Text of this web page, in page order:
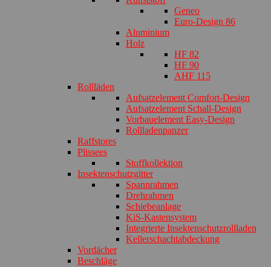
Geneo
Euro-Design 86
Aluminium
Holz
HF 82
HF 90
AHF 115
Rollläden
Aufsatzelement Comfort-Design
Aufsatzelement Schall-Design
Vorbauelement Easy-Design
Rollladenpanzer
Raffstores
Plissees
Stoffkollektion
Insektenschutzgitter
Spannrahmen
Drehrahmen
Schiebeanlage
KiS-Kastensystem
Integrierte Insektenschutzrollladen
Kellerschachtabdeckung
Vordächer
Beschläge